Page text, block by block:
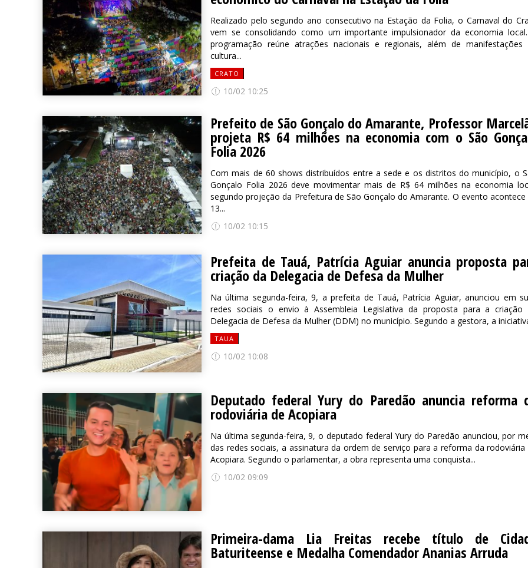
Realizado pelo segundo ano consecutivo na Estação da Folia, o Carnaval do
vem se consolidando como um importante impulsionador da economia
programação reúne atrações nacionais e regionais, além de manifestações
cultura...
CRATO
10/02 10:25
Prefeito de São Gonçalo do Amarante, Professor
projeta R$ 64 milhões na economia com o São
Folia 2026
Com mais de 60 shows distribuídos entre a sede e os distritos do município, o
Gonçalo Folia 2026 deve movimentar mais de R$ 64 milhões na economia
segundo projeção da Prefeitura de São Gonçalo do Amarante. O evento acontece
13...
10/02 10:15
Prefeita de Tauá, Patrícia Aguiar anuncia proposta
criação da Delegacia de Defesa da Mulher
Na última segunda-feira, 9, a prefeita de Tauá, Patrícia Aguiar, anunciou em
redes sociais o envio à Assembleia Legislativa da proposta para a criação
Delegacia de Defesa da Mulher (DDM) no município. Segundo a gestora, a
TAUA
10/02 10:08
Deputado federal Yury do Paredão anuncia reforma
rodoviária de Acopiara
Na última segunda-feira, 9, o deputado federal Yury do Paredão anunciou, por
das redes sociais, a assinatura da ordem de serviço para a reforma da rodoviária
Acopiara. Segundo o parlamentar, a obra representa uma conquista...
10/02 09:09
Primeira-dama Lia Freitas recebe título de
Baturiteense e Medalha Comendador Ananias Arruda